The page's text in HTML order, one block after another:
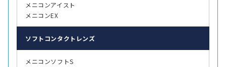
メニコンアイスト
メニコンEX
ソフト コンタクトレンズ
メニコンソフトS